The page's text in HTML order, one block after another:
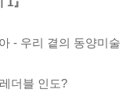
- 우리 곁의 동양미술
더블 인도?